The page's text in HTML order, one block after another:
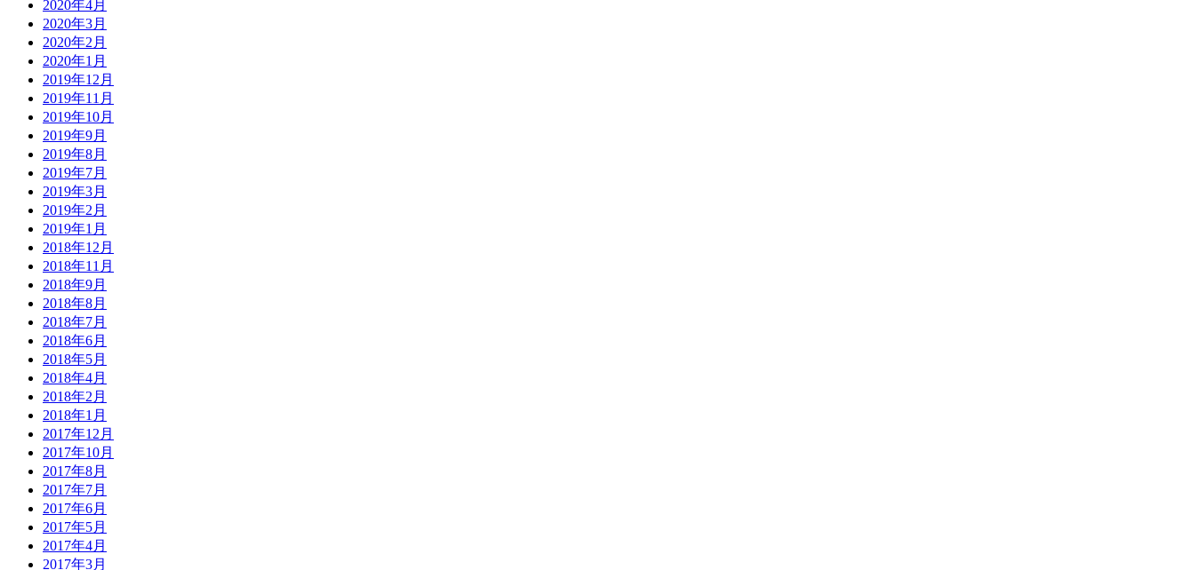
2020年4月
2020年3月
2020年2月
2020年1月
2019年12月
2019年11月
2019年10月
2019年9月
2019年8月
2019年7月
2019年3月
2019年2月
2019年1月
2018年12月
2018年11月
2018年9月
2018年8月
2018年7月
2018年6月
2018年5月
2018年4月
2018年2月
2018年1月
2017年12月
2017年10月
2017年8月
2017年7月
2017年6月
2017年5月
2017年4月
2017年3月